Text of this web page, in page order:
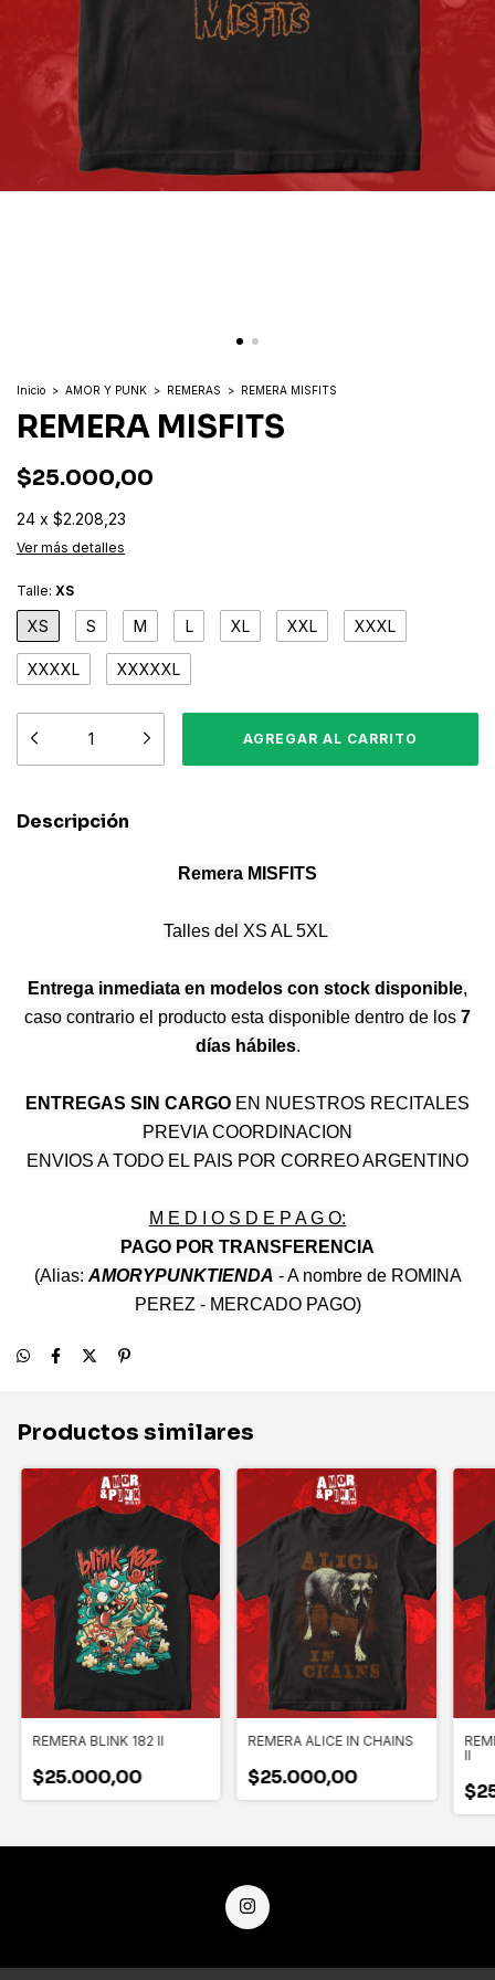
Inicio > AMOR Y PUNK > REMERAS > REMERA MISFITS
REMERA MISFITS
$25.000,00
24 x $2.208,23
Ver más detalles
Talle: XS
XS S M L XL XXL XXXL
XXXXL XXXXXL
Descripción
Remera MISFITS
Talles del XS AL 5XL
Entrega inmediata en modelos con stock disponible,
caso contrario el producto esta disponible dentro de los 7
días hábiles.
ENTREGAS SIN CARGO EN NUESTROS RECITALES
PREVIA COORDINACION
ENVIOS A TODO EL PAIS POR CORREO ARGENTINO
M E D I O S D E P A G O:
PAGO POR TRANSFERENCIA
(Alias: AMORYPUNKTIENDA - A nombre de ROMINA
PEREZ - MERCADO PAGO)
Productos similares
REMERA BLINK 182 II
$25.000,00
REMERA ALICE IN CHAINS
$25.000,00
II